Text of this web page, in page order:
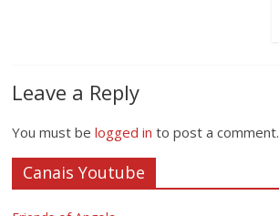
Leave a Reply
You must belogged in to post a comment.
Canais Youtube